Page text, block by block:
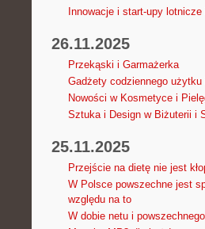
Innowacje i start-upy
26.11.2025
Przekąski i Garmażerka
Gadżety codziennego użytku
Nowości w Kosmetyce i
Sztuka i Design w Biżuterii i
25.11.2025
Przejście na dietę nie jest
W Polsce powszechne jest
względu na to
W dobie netu i